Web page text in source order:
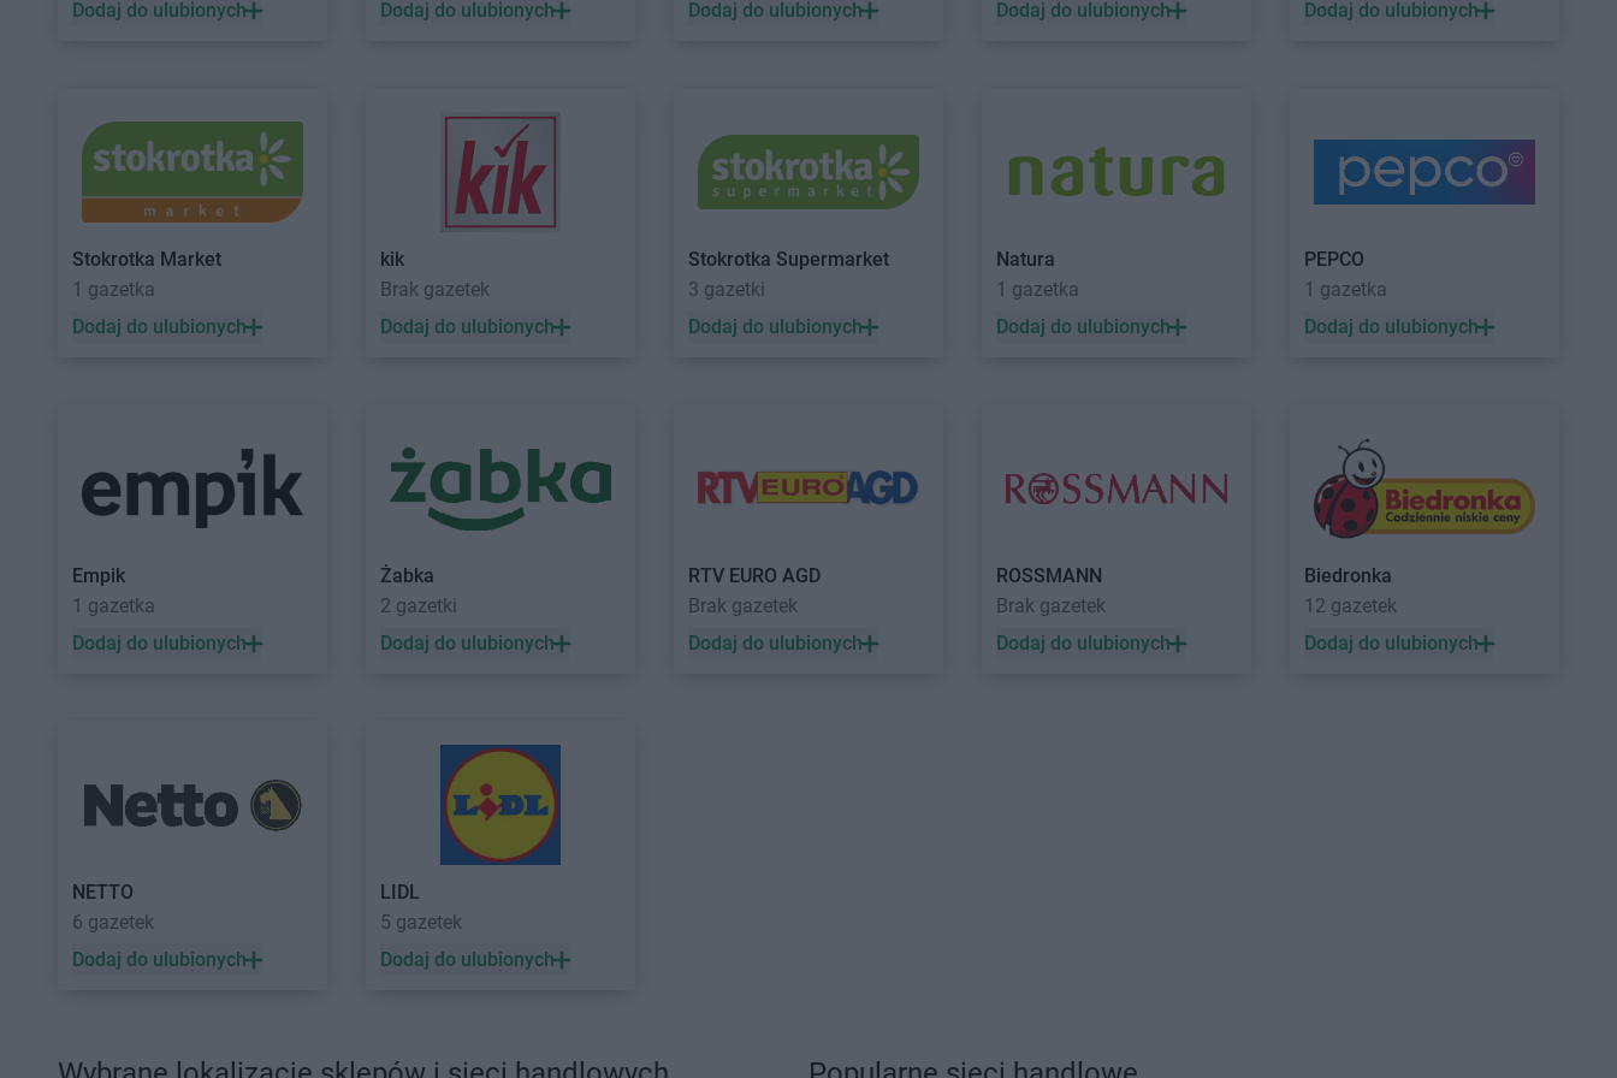
castorama Żory
Dodaj do ulubionych
Dodaj do ulubionych
Dodaj do ulubionych
Dodaj do ulubionych
Dodaj do ulubionych
Stokrotka Market
1 gazetka
Dodaj do ulubionych
kik
Brak gazetek
Dodaj do ulubionych
Stokrotka Supermarket
3 gazetki
Dodaj do ulubionych
Natura
1 gazetka
Dodaj do ulubionych
PEPCO
1 gazetka
Dodaj do ulubionych
Empik
1 gazetka
Dodaj do ulubionych
Żabka
2 gazetki
Dodaj do ulubionych
RTV EURO AGD
Brak gazetek
Dodaj do ulubionych
ROSSMANN
Brak gazetek
Dodaj do ulubionych
Biedronka
12 gazetek
Dodaj do ulubionych
NETTO
6 gazetek
Dodaj do ulubionych
LIDL
5 gazetek
Dodaj do ulubionych